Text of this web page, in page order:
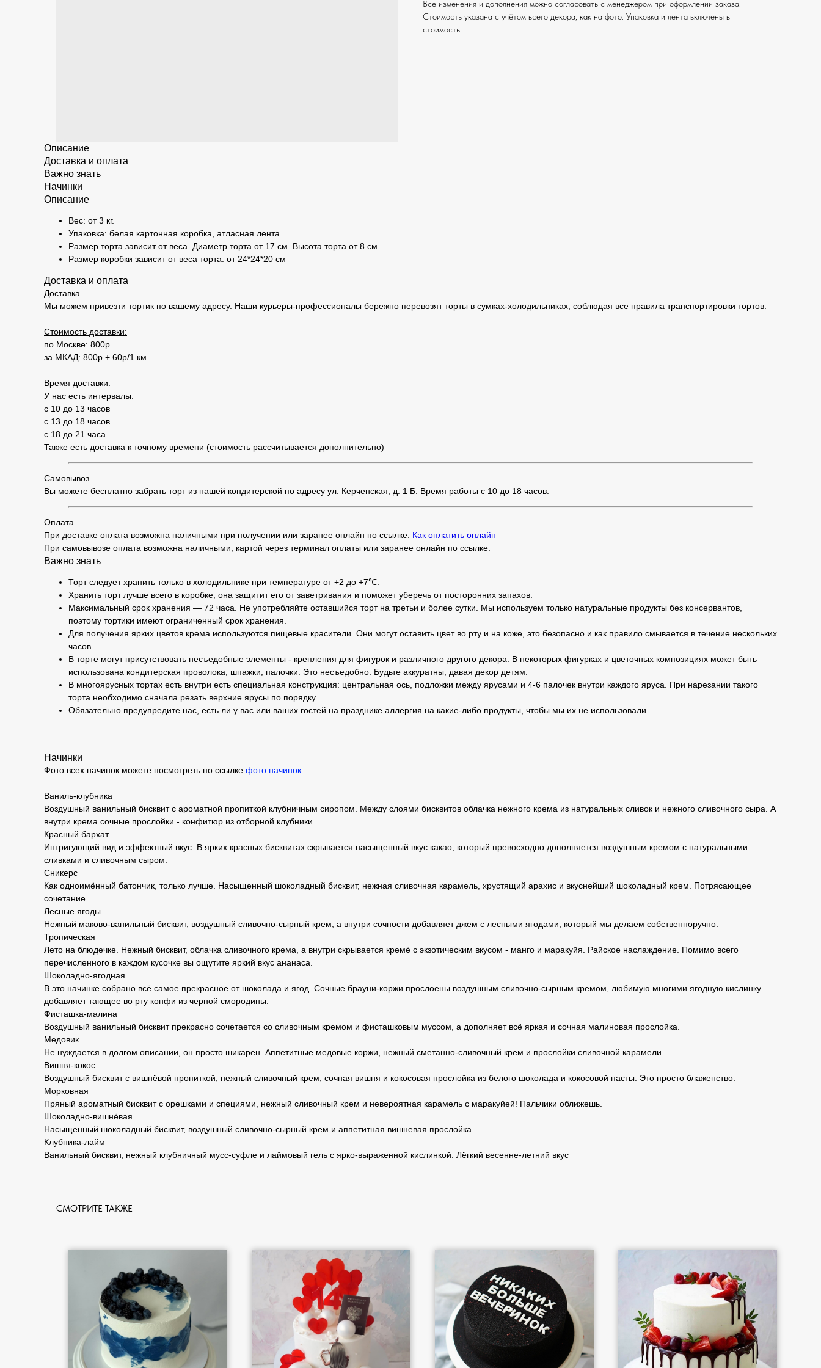
Все изменения и дополнения можно согласовать с менеджером при оформлении заказа.
Стоимость указана с учётом всего декора, как на фото. Упаковка и лента включены в
стоимость.
Описание
Доставка и оплата
Важно знать
Начинки
Описание
Вес: от 3 кг.
Упаковка: белая картонная коробка, атласная лента.
Размер торта зависит от веса. Диаметр торта от 17 см. Высота торта от 8 см.
Размер коробки зависит от веса торта: от 24*24*20 см
Доставка и оплата
Доставка
Мы можем привезти тортик по вашему адресу. Наши курьеры-профессионалы бережно перевозят торты в сумках-холодильниках, соблюдая все правила транспортировки тортов.
Стоимость доставки:
по Москве: 800р
за МКАД: 800р + 60р/1 км
Время доставки:
У нас есть интервалы:
с 10 до 13 часов
с 13 до 18 часов
с 18 до 21 часа
Также есть доставка к точному времени (стоимость рассчитывается дополнительно)
Самовывоз
Вы можете бесплатно забрать торт из нашей кондитерской по адресу ул. Керченская, д. 1 Б. Время работы с 10 до 18 часов.
Оплата
При доставке оплата возможна наличными при получении или заранее онлайн по ссылке. Как оплатить онлайн
При самовывозе оплата возможна наличными, картой через терминал оплаты или заранее онлайн по ссылке.
Важно знать
Торт следует хранить только в холодильнике при температуре от +2 до +7℃.
Хранить торт лучше всего в коробке, она защитит его от заветривания и поможет уберечь от посторонних запахов.
Максимальный срок хранения — 72 часа. Не употребляйте оставшийся торт на третьи и более сутки. Мы используем только натуральные продукты без консервантов,
поэтому тортики имеют ограниченный срок хранения.
Для получения ярких цветов крема используются пищевые красители. Они могут оставить цвет во рту и на коже, это безопасно и как правило смывается в течение нескольких
часов.
В торте могут присутствовать несъедобные элементы - крепления для фигурок и различного другого декора. В некоторых фигурках и цветочных композициях может быть
использована кондитерская проволока, шпажки, палочки. Это несъедобно. Будьте аккуратны, давая декор детям.
В многоярусных тортах есть внутри есть специальная конструкция: центральная ось, подложки между ярусами и 4-6 палочек внутри каждого яруса. При нарезании такого
торта необходимо сначала резать верхние ярусы по порядку.
Обязательно предупредите нас, есть ли у вас или ваших гостей на празднике аллергия на какие-либо продукты, чтобы мы их не использовали.
Начинки
Фото всех начинок можете посмотреть по ссылке фото начинок
Ваниль-клубника
Воздушный ванильный бисквит с ароматной пропиткой клубничным сиропом. Между слоями бисквитов облачка нежного крема из натуральных сливок и нежного сливочного сыра. А
внутри крема сочные прослойки - конфитюр из отборной клубники.
Красный бархат
Интригующий вид и эффектный вкус. В ярких красных бисквитах скрывается насыщенный вкус какао, который превосходно дополняется воздушным кремом с натуральными
сливками и сливочным сыром.
Сникерс
Как одноимённый батончик, только лучше. Насыщенный шоколадный бисквит, нежная сливочная карамель, хрустящий арахис и вкуснейший шоколадный крем. Потрясающее
сочетание.
Лесные ягоды
Нежный маково-ванильный бисквит, воздушный сливочно-сырный крем, а внутри сочности добавляет джем с лесными ягодами, который мы делаем собственноручно.
Тропическая
Лето на блюдечке. Нежный бисквит, облачка сливочного крема, а внутри скрывается кремё с экзотическим вкусом - манго и маракуйя. Райское наслаждение. Помимо всего
перечисленного в каждом кусочке вы ощутите яркий вкус ананаса.
Шоколадно-ягодная
В это начинке собрано всё самое прекрасное от шоколада и ягод. Сочные брауни-коржи прослоены воздушным сливочно-сырным кремом, любимую многими ягодную кислинку
добавляет тающее во рту конфи из черной смородины.
Фисташка-малина
Воздушный ванильный бисквит прекрасно сочетается со сливочным кремом и фисташковым муссом, а дополняет всё яркая и сочная малиновая прослойка.
Медовик
Не нуждается в долгом описании, он просто шикарен. Аппетитные медовые коржи, нежный сметанно-сливочный крем и прослойки сливочной карамели.
Вишня-кокос
Воздушный бисквит с вишнёвой пропиткой, нежный сливочный крем, сочная вишня и кокосовая прослойка из белого шоколада и кокосовой пасты. Это просто блаженство.
Морковная
Пряный ароматный бисквит с орешками и специями, нежный сливочный крем и невероятная карамель с маракуйей! Пальчики оближешь.
Шоколадно-вишнёвая
Насыщенный шоколадный бисквит, воздушный сливочно-сырный крем и аппетитная вишневая прослойка.
Клубника-лайм
Ванильный бисквит, нежный клубничный мусс-суфле и лаймовый гель с ярко-выраженной кислинкой. Лёгкий весенне-летний вкус
СМОТРИТЕ ТАКЖЕ